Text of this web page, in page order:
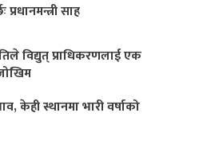
साह
विद्युत् प्राधिकरणलाई एक
केही स्थानमा भारी वर्षाको